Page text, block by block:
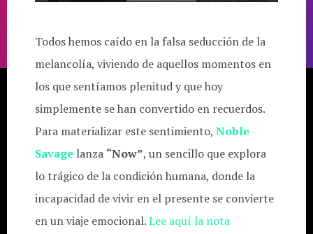
Todos hemos caído en la falsa seducción de la
melancolía, viviendo de aquellos momentos en
los que sentíamos plenitud y que hoy
simplemente se han convertido en recuerdos.
Para materializar este sentimiento, Noble
Savage lanza “Now”, un sencillo que explora
lo trágico de la condición humana, donde la
incapacidad de vivir en el presente se convierte
en un viaje emocional.Lee aquí la nota